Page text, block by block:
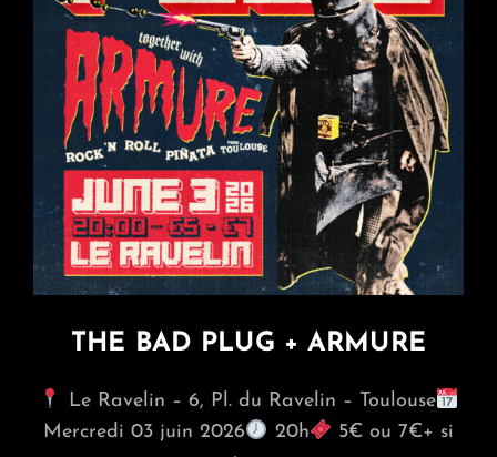
THE BAD PLUG + ARMURE
Le Ravelin – 6, Pl. du Ravelin – Toulouse
Mercredi 03 juin 2026
20h
5€ ou 7€+ si